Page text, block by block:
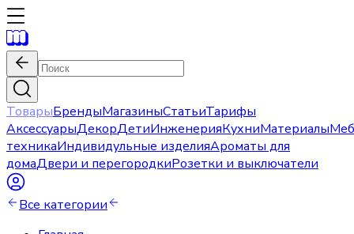
ТоварыБрендыМагазиныСтатьиТарифы
АксессуарыДекорДетиИнженерияКухниМатериалы
техникаИндивидульные изделияАроматы для
домаДвери и перегородкиРозетки и выключатели
Все категории